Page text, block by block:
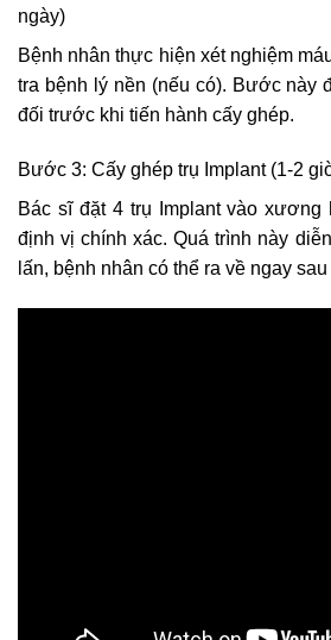
ngày)
Bệnh nhân thực hiện xét nghiệm
tra bệnh lý nền (nếu có). Bước này
đối trước khi tiến hành cấy ghép.
Bước 3: Cấy ghép trụ Implant (1-2
Bác sĩ đặt 4 trụ Implant vào xương
định vị chính xác. Quá trình này
lấn, bệnh nhân có thể ra về ngay